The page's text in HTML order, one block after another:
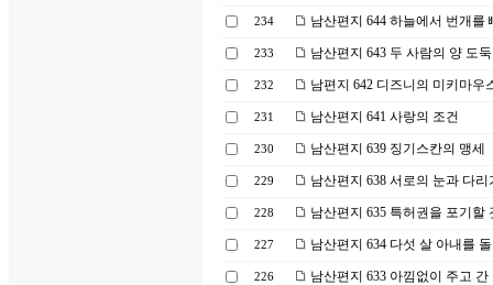
234 남산편지 644 하늘에서 번개를
233 남산편지 643 두 사람의 양 도둑
232 남편지 642 디즈니의 미키마우
231 남산편지 641 사랑의 조건
230 남산편지 639 징기스칸의 맹세
229 남산편지 638 서로의 눈과 다리
228 남산편지 635 특허권을 포기할
227 남산편지 634 다섯 살 아내를
226 남산편지 633 아낌없이 주고